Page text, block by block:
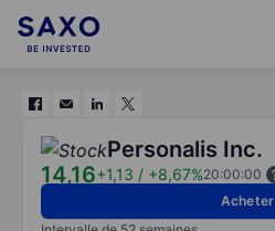
Personalis Inc.
14,16+1,13 / +8,67%20:00:00
Acheter